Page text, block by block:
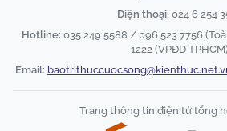
Điện thoại: 024 6 254
Hotline: 035 249 5588 / 096 523 7756
1222 (VPĐD TPHCM)
Email:
Trang thông tin điện tử tổng